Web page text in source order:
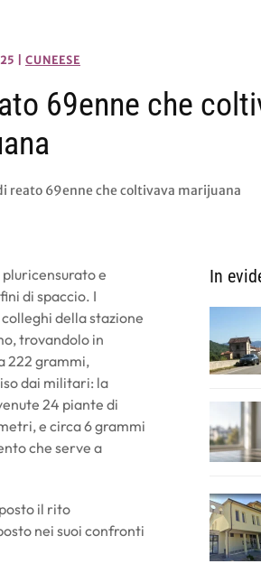
CUNEESE
69enne che
reato 69enne che coltivava marijuana
e
di spaccio. I
della stazione
trovandolo in
222 grammi,
dai militari: la
24 piante di
e circa 6 grammi
che serve a
il rito
nei suoi confronti
In